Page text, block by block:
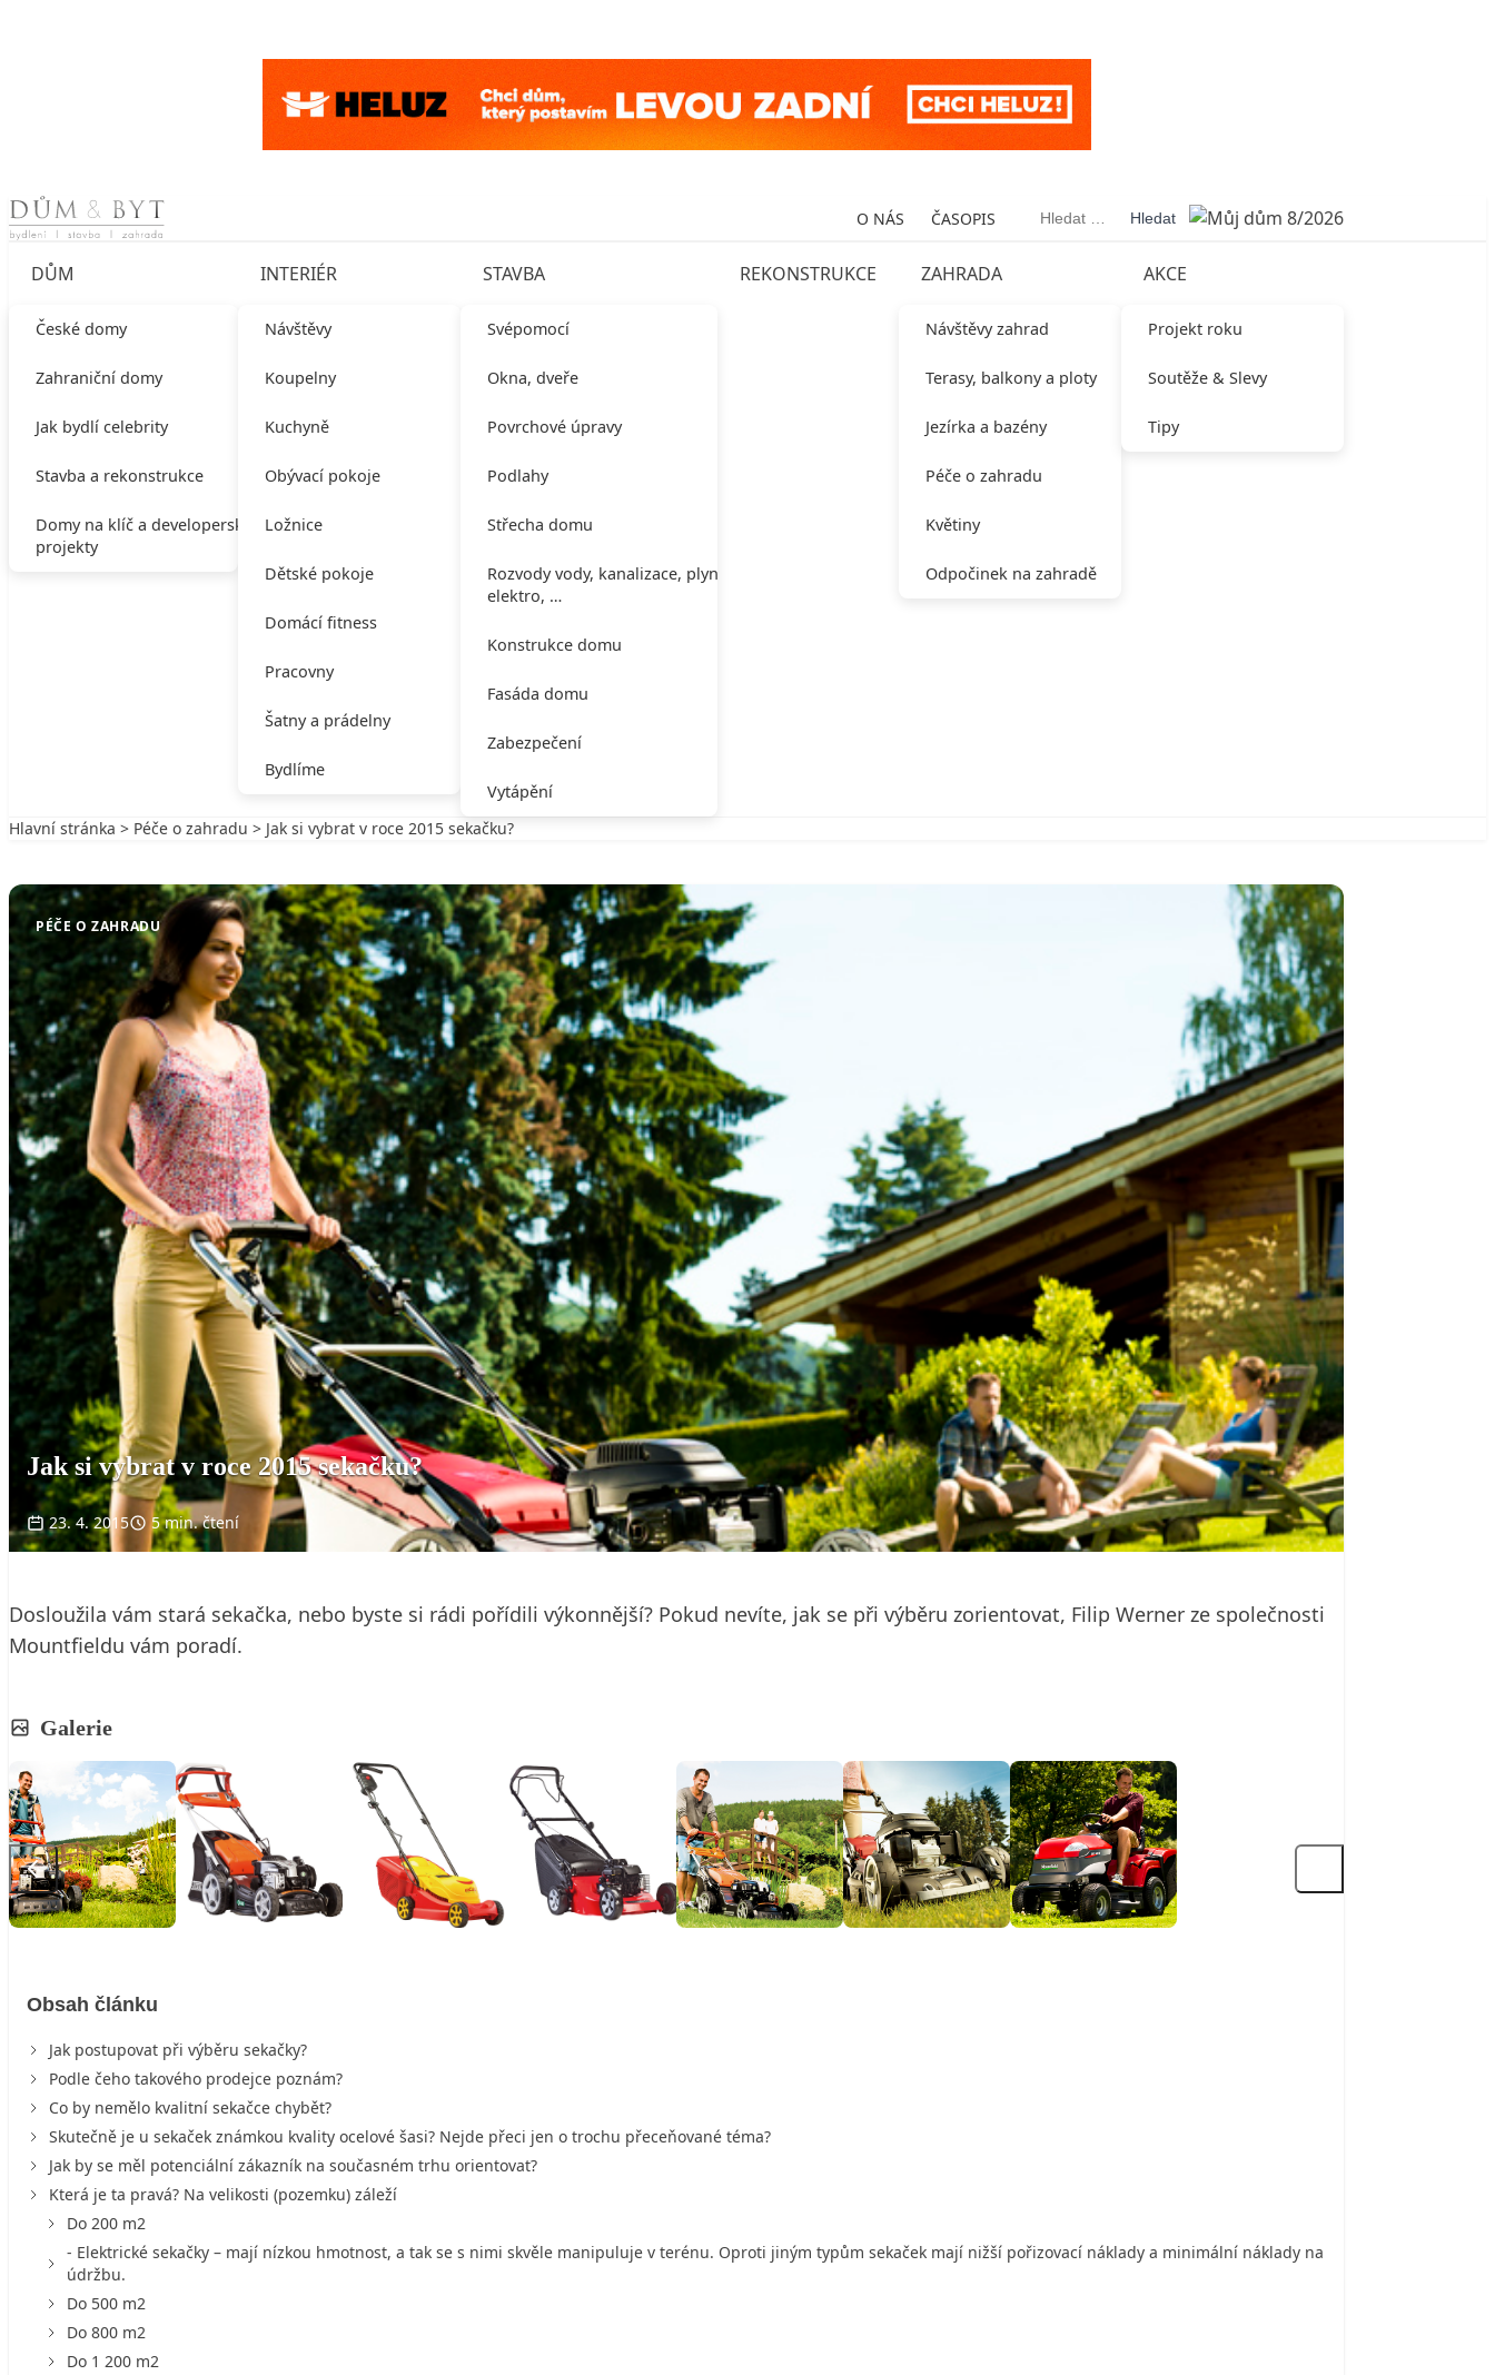
Skip to content O NÁS ČASOPIS Vyhledávání
DŮM
České domy
Zahraniční domy
Jak bydlí celebrity
Stavba a rekonstrukce
Domy na klíč a developerské
projekty
INTERIÉR
Návštěvy
Koupelny
Kuchyně
Obývací pokoje
Ložnice
Dětské pokoje
Domácí fitness
Pracovny
Šatny a prádelny
Bydlíme
STAVBA
Svépomocí
Okna, dveře
Povrchové úpravy
Podlahy
Střecha domu
Rozvody vody, kanalizace, plynu,
elektro, …
Konstrukce domu
Fasáda domu
Zabezpečení
Vytápění
REKONSTRUKCE ZAHRADA
Návštěvy zahrad
Terasy, balkony a ploty
Jezírka a bazény
Péče o zahradu
Květiny
Odpočinek na zahradě
AKCE
Projekt roku
Soutěže & Slevy
Tipy
Hlavní stránka > Péče o zahradu > Jak si vybrat v roce 2015 sekačku?
PÉČE O ZAHRADU
Jak si vybrat v roce 2015 sekačku?
23. 4. 2015 5 min. čtení
Dosloužila vám stará sekačka, nebo byste si rádi pořídili výkonnější? Pokud nevíte, jak se při výběru zorientovat, Filip Werner ze společnosti
Mountfieldu vám poradí.
Galerie
Obsah článku
Jak postupovat při výběru sekačky?
Podle čeho takového prodejce poznám?
Co by nemělo kvalitní sekačce chybět?
Skutečně je u sekaček známkou kvality ocelové šasi? Nejde přeci jen o trochu přeceňované téma?
Jak by se měl potenciální zákazník na současném trhu orientovat?
Která je ta pravá? Na velikosti (pozemku) záleží
Do 200 m2
- Elektrické sekačky – mají nízkou hmotnost, a tak se s nimi skvěle manipuluje v terénu. Oproti jiným typům sekaček mají nižší pořizovací náklady a minimální náklady na
údržbu.
Do 500 m2
Do 800 m2
Do 1 200 m2